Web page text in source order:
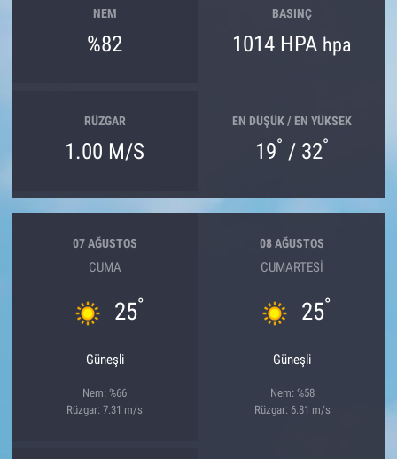
NEM
%82
BASINÇ
1014 HPA hpa
RÜZGAR
1.00 M/S
EN DÜŞÜK / EN YÜKSEK
19° / 32°
07 AĞUSTOS
CUMA
25°
Güneşli
Nem: %66
Rüzgar: 7.31 m/s
08 AĞUSTOS
CUMARTESI
25°
Güneşli
Nem: %58
Rüzgar: 6.81 m/s